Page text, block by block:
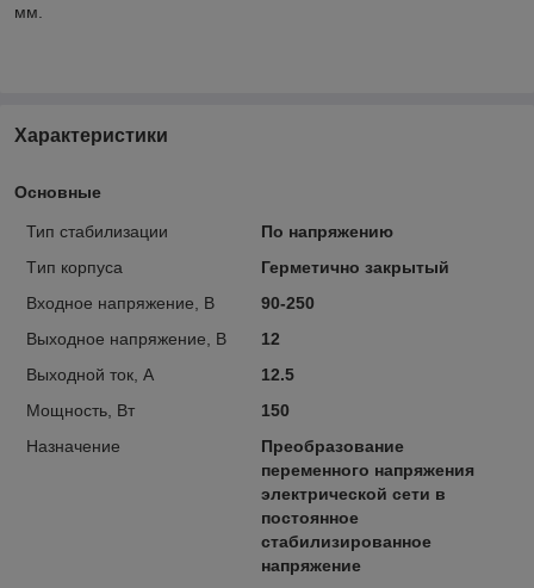
мм.
Характеристики
Основные
Тип стабилизации
По напряжению
Tип кoрпусa
Герметично закрытый
Входное напряжение, В
90-250
Выходное напряжение, В
12
Выходной ток, А
12.5
Мощность, Вт
150
Назначение
Преобразование
переменного напряжения
электрической сети в
постоянное
стабилизированное
напряжение